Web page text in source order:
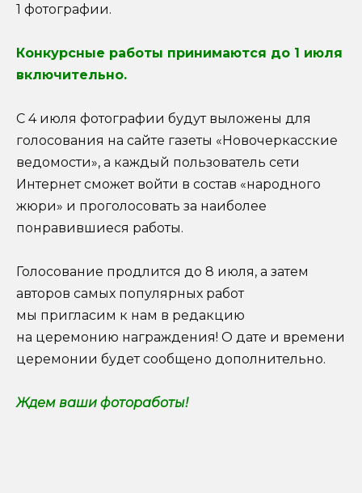
1 фотографии.
Конкурсные работы принимаются до 1 июля
включительно.
С 4 июля фотографии будут выложены для
голосования на сайте газеты «Новочеркасские
ведомости», а каждый пользователь сети
Интернет сможет войти в состав «народного
жюри» и проголосовать за наиболее
понравившиеся работы.
Голосование продлится до 8 июля, а затем
авторов самых популярных работ
мы пригласим к нам в редакцию
на церемонию награждения! О дате и времени
церемонии будет сообщено дополнительно.
Ждем ваши фотоработы!